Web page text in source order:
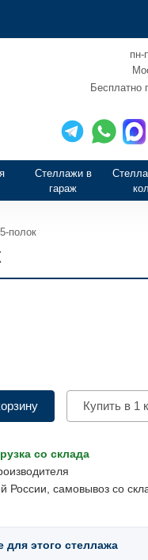
пн-
‎Бесплатно
Стеллажи в
гараж
полок
Купить в 1
со склада
России, самовывоз со
этого стеллажа